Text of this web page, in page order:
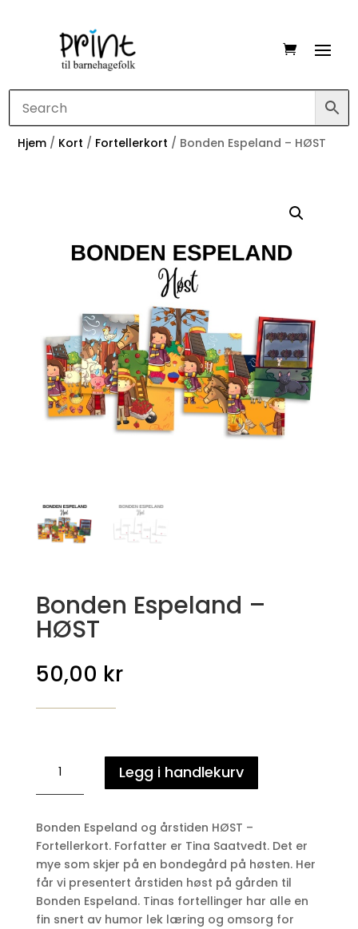
Hjem / Kort / Fortellerkort / Bonden Espeland – HØST
Bonden Espeland –
HØST
50,00 kr
Espeland
-
antall
Legg i handlekurv
Bonden Espeland og årstiden HØST –
Fortellerkort. Forfatter er Tina Saatvedt. Det er
mye som skjer på en bondegård på høsten. Her
får vi presentert årstiden høst på gården til
Bonden Espeland. Tinas fortellinger har alle en
fin snert av humor lek læring og omsorg for